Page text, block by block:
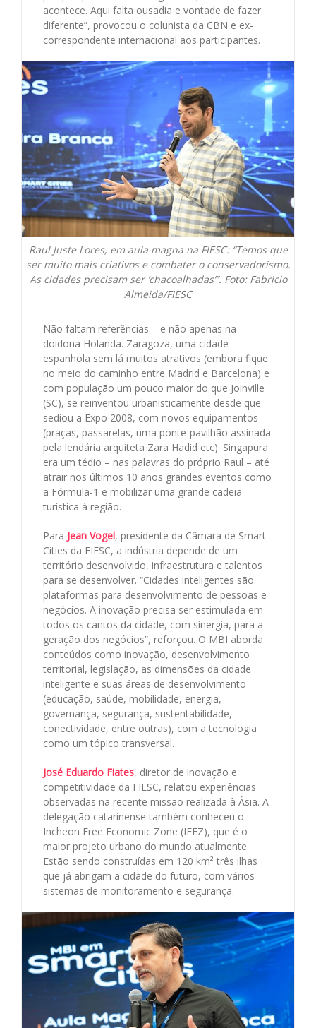
acontece. Aqui falta ousadia e vontade de fazer
diferente”, provocou o colunista da CBN e ex-
correspondente internacional aos participantes.
Raul Juste Lores, em aula magna na FIESC: “Temos que
ser muito mais criativos e combater o conservadorismo.
As cidades precisam ser ‘chacoalhadas’”. Foto: Fabricio
Almeida/FIESC
Não faltam referências – e não apenas na
doidona Holanda. Zaragoza, uma cidade
espanhola sem lá muitos atrativos (embora fique
no meio do caminho entre Madrid e Barcelona) e
com população um pouco maior do que Joinville
(SC), se reinventou urbanisticamente desde que
sediou a Expo 2008, com novos equipamentos
(praças, passarelas, uma ponte-pavilhão assinada
pela lendária arquiteta Zara Hadid etc). Singapura
era um tédio – nas palavras do próprio Raul – até
atrair nos últimos 10 anos grandes eventos como
a Fórmula-1 e mobilizar uma grande cadeia
turística à região.
Para Jean Vogel, presidente da Câmara de Smart
Cities da FIESC, a indústria depende de um
território desenvolvido, infraestrutura e talentos
para se desenvolver. “Cidades inteligentes são
plataformas para desenvolvimento de pessoas e
negócios. A inovação precisa ser estimulada em
todos os cantos da cidade, com sinergia, para a
geração dos negócios”, reforçou. O MBI aborda
conteúdos como inovação, desenvolvimento
territorial, legislação, as dimensões da cidade
inteligente e suas áreas de desenvolvimento
(educação, saúde, mobilidade, energia,
governança, segurança, sustentabilidade,
conectividade, entre outras), com a tecnologia
como um tópico transversal.
José Eduardo Fiates, diretor de inovação e
competitividade da FIESC, relatou experiências
observadas na recente missão realizada à Ásia. A
delegação catarinense também conheceu o
Incheon Free Economic Zone (IFEZ), que é o
maior projeto urbano do mundo atualmente.
Estão sendo construídas em 120 km² três ilhas
que já abrigam a cidade do futuro, com vários
sistemas de monitoramento e segurança.